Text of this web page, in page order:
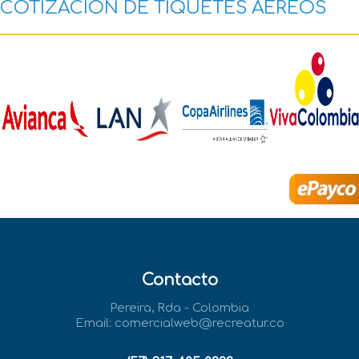
COTIZACIÓN DE TIQUETES AÉREOS
Contacto
Pereira, Rda - Colombia
Email: comercialweb@recreatur.co
Realiza